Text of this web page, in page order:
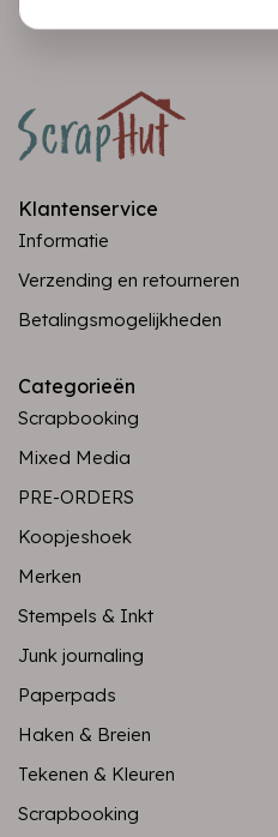
Klantenservice
Informatie
Verzending en retourneren
Betalingsmogelijkheden
Categorieën
Scrapbooking
Mixed Media
PRE-ORDERS
Koopjeshoek
Merken
Stempels & Inkt
Junk journaling
Paperpads
Haken & Breien
Tekenen & Kleuren
Scrapbooking